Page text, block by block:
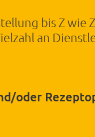
bis Z wie
an
oder